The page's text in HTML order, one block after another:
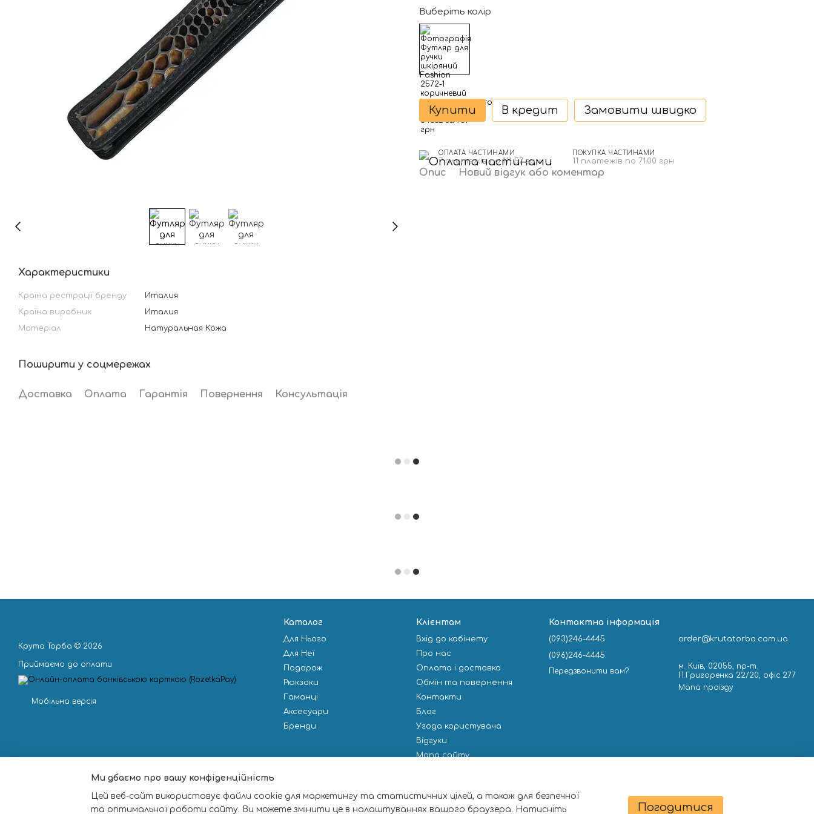
Характеристики
Країна рестрації бренду
Италия
Країна виробник
Италия
Матеріал
Натуральная Кожа
Поширити у соцмережах
Доставка Оплата Гарантія Повернення Консультація
Виберіть колір
Купити В кредит Замовити швидко
ОПЛАТА ЧАСТИНАМИ
7 платежів по 111.57 грн
ПОКУПКА ЧАСТИНАМИ
11 платежів по 71.00 грн
Опис Новий відгук або коментар
Крута Торба © 2026
Приймаємо до оплати
Мобільна версія
Каталог
Для Нього
Для Неї
Подорож
Рюкзаки
Гаманці
Аксесуари
Бренди
Клієнтам
Вхід до кабінету
Про нас
Оплата і доставка
Обмін та повернення
Контакти
Блог
Угода користувача
Відгуки
Мапа сайту
Ми в соцмережах
Контактна інформація
(093)246-4445
(096)246-4445
Передзвонити вам?
order@krutatorba.com.ua
м. Київ, 02055, пр-т.
П.Григоренка 22/20, офіс 277
Мапа проїзду
Ми дбаємо про вашу конфіденційність
Цей веб-сайт використовує файли cookie для маркетингу та статистичних цілей, а також для безпечної
та оптимальної роботи сайту. Ви можете змінити це в налаштуваннях вашого браузера. Натисніть
Погодитися